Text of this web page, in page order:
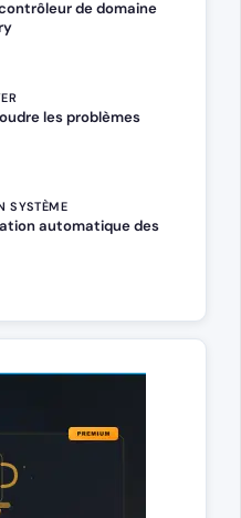
de domaine
les problèmes
SYSTÈME
automatique des